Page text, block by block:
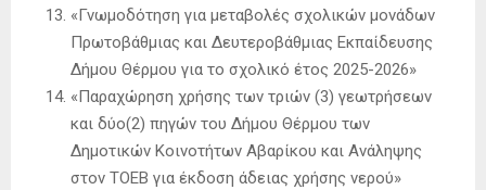
«Γνωμοδότηση για μεταβολές σχολικών μονάδων
Πρωτοβάθμιας και Δευτεροβάθμιας Εκπαίδευσης
Δήμου Θέρμου για το σχολικό έτος 2025-2026»
«Παραχώρηση χρήσης των τριών (3) γεωτρήσεων
και δύο(2) πηγών του Δήμου Θέρμου των
Δημοτικών Κοινοτήτων Αβαρίκου και Ανάληψης
στον ΤΟΕΒ για έκδοση άδειας χρήσης νερού»